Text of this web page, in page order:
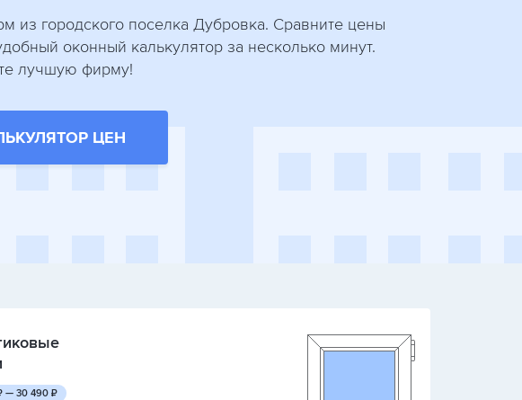
из городского поселка Дубровка. Сравните цены
оконный калькулятор за несколько минут.
лучшую фирму!
ЦЕН
— 30 490 руб.
₽